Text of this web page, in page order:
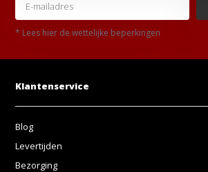
* Lees hier de wettelijke beperkingen
Klantenservice
Blog
Levertijden
Bezorging